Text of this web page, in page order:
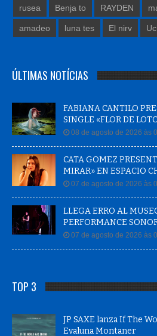
rusea Benja to RAYDEN
amadeo luna tes El nirv
ÚLTIMAS NOTÍCIAS
FABIANA CANTILO
SINGLE «FLOR DE
08 de agosto de 2026 às
CATA GOMEZ
MIRAR» EN ESPACIO
07 de agosto de 2026 às
LLEGA ERRO AL
PERFORMANCE
07 de agosto de 2026 às
TOP 3
JP SAXE lanza If The
Evaluna Montaner